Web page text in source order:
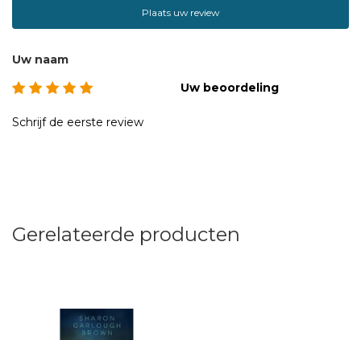
Plaats uw review
Uw naam
Uw beoordeling
Schrijf de eerste review
Gerelateerde producten